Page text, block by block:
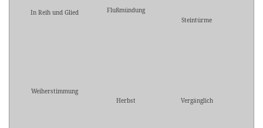
In Reih und Glied
Flußmündung
Steintürme
Weiherstimmung
Herbst
Vergänglich